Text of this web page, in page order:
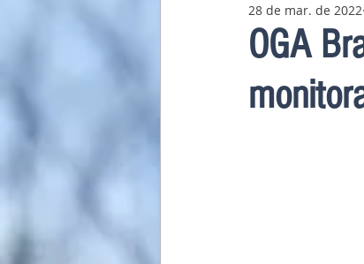
Pavilhão Latino-Americano
OGA
28 de mar. de 2022